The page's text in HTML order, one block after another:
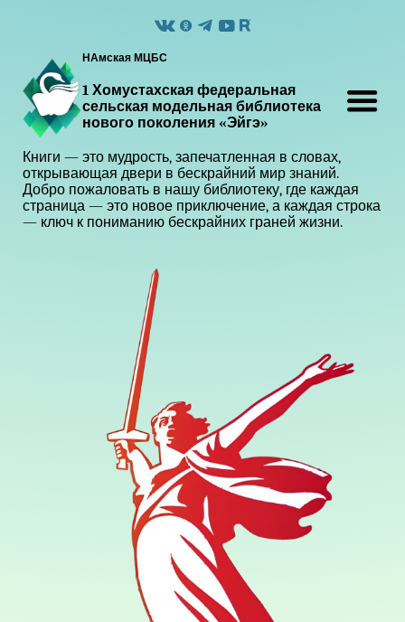
НАмская МЦБС
1 Хомустахская федеральная
сельская модельная библиотека
нового поколения «Эйгэ»
Книги — это мудрость, запечатленная в словах,
открывающая двери в бескрайний мир знаний.
Добро пожаловать в нашу библиотеку, где каждая
страница — это новое приключение, а каждая строка
— ключ к пониманию бескрайних граней жизни.